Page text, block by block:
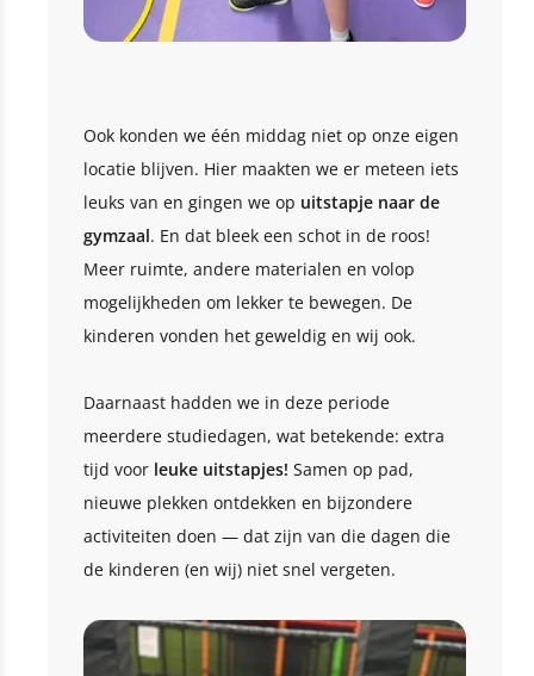
Ook konden we één middag niet op onze eigen
locatie blijven. Hier maakten we er meteen iets
leuks van en gingen we op uitstapje naar de
gymzaal. En dat bleek een schot in de roos!
Meer ruimte, andere materialen en volop
mogelijkheden om lekker te bewegen. De
kinderen vonden het geweldig en wij ook.
Daarnaast hadden we in deze periode
meerdere studiedagen, wat betekende: extra
tijd voor leuke uitstapjes! Samen op pad,
nieuwe plekken ontdekken en bijzondere
activiteiten doen — dat zijn van die dagen die
de kinderen (en wij) niet snel vergeten.